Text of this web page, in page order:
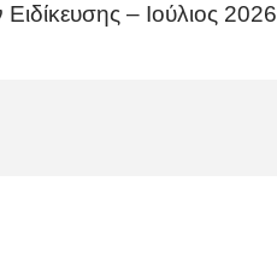
Ειδίκευσης – Ιούλιος 2026